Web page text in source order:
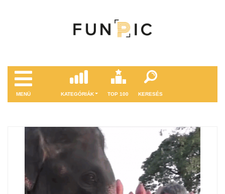
MENÜ KATEGÓRIÁK TOP 100 KERESÉS